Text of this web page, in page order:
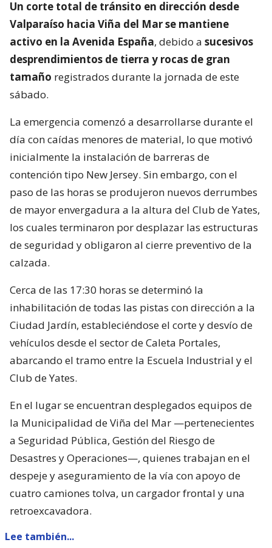
Un corte total de tránsito en dirección desde
Valparaíso hacia Viña del Mar se mantiene
activo en la Avenida España, debido a sucesivos
desprendimientos de tierra y rocas de gran
tamaño registrados durante la jornada de este
sábado.
La emergencia comenzó a desarrollarse durante el
día con caídas menores de material, lo que motivó
inicialmente la instalación de barreras de
contención tipo New Jersey. Sin embargo, con el
paso de las horas se produjeron nuevos derrumbes
de mayor envergadura a la altura del Club de Yates,
los cuales terminaron por desplazar las estructuras
de seguridad y obligaron al cierre preventivo de la
calzada.
Cerca de las 17:30 horas se determinó la
inhabilitación de todas las pistas con dirección a la
Ciudad Jardín, estableciéndose el corte y desvío de
vehículos desde el sector de Caleta Portales,
abarcando el tramo entre la Escuela Industrial y el
Club de Yates.
En el lugar se encuentran desplegados equipos de
la Municipalidad de Viña del Mar —pertenecientes
a Seguridad Pública, Gestión del Riesgo de
Desastres y Operaciones—, quienes trabajan en el
despeje y aseguramiento de la vía con apoyo de
cuatro camiones tolva, un cargador frontal y una
retroexcavadora.
Lee también...